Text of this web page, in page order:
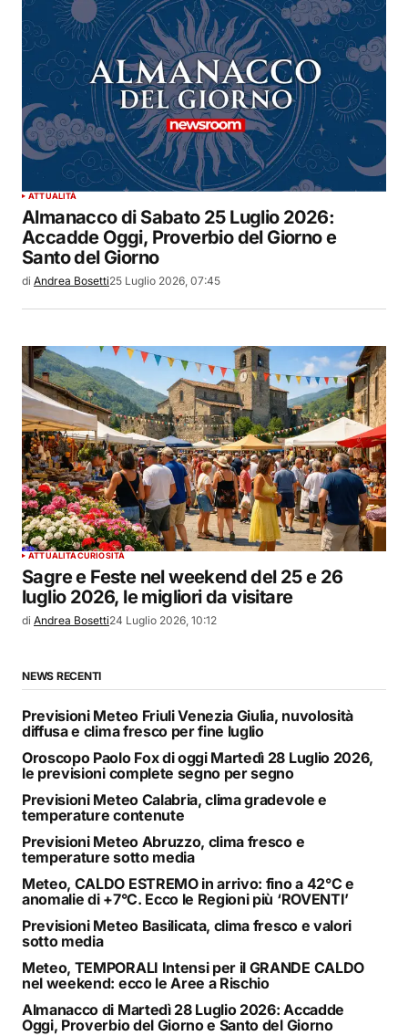
ATTUALITÀ
Almanacco di Sabato 25 Luglio 2026:
Accadde Oggi, Proverbio del Giorno e
Santo del Giorno
di Andrea Bosetti25 Luglio 2026, 07:45
ATTUALITÀCURIOSITÀ
Sagre e Feste nel weekend del 25 e 26
luglio 2026, le migliori da visitare
di Andrea Bosetti24 Luglio 2026, 10:12
NEWS RECENTI
Previsioni Meteo Friuli Venezia Giulia, nuvolosità
diffusa e clima fresco per fine luglio
Oroscopo Paolo Fox di oggi Martedì 28 Luglio 2026,
le previsioni complete segno per segno
Previsioni Meteo Calabria, clima gradevole e
temperature contenute
Previsioni Meteo Abruzzo, clima fresco e
temperature sotto media
Meteo, CALDO ESTREMO in arrivo: fino a 42°C e
anomalie di +7°C. Ecco le Regioni più ‘ROVENTI’
Previsioni Meteo Basilicata, clima fresco e valori
sotto media
Meteo, TEMPORALI Intensi per il GRANDE CALDO
nel weekend: ecco le Aree a Rischio
Almanacco di Martedì 28 Luglio 2026: Accadde
Oggi, Proverbio del Giorno e Santo del Giorno